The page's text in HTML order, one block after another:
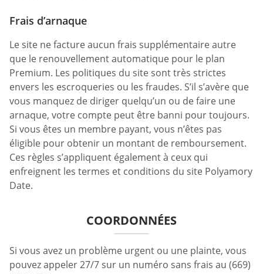
Frais d’arnaque
Le site ne facture aucun frais supplémentaire autre
que le renouvellement automatique pour le plan
Premium. Les politiques du site sont très strictes
envers les escroqueries ou les fraudes. S’il s’avère que
vous manquez de diriger quelqu’un ou de faire une
arnaque, votre compte peut être banni pour toujours.
Si vous êtes un membre payant, vous n’êtes pas
éligible pour obtenir un montant de remboursement.
Ces règles s’appliquent également à ceux qui
enfreignent les termes et conditions du site Polyamory
Date.
COORDONNÉES
Si vous avez un problème urgent ou une plainte, vous
pouvez appeler 27/7 sur un numéro sans frais au (669)